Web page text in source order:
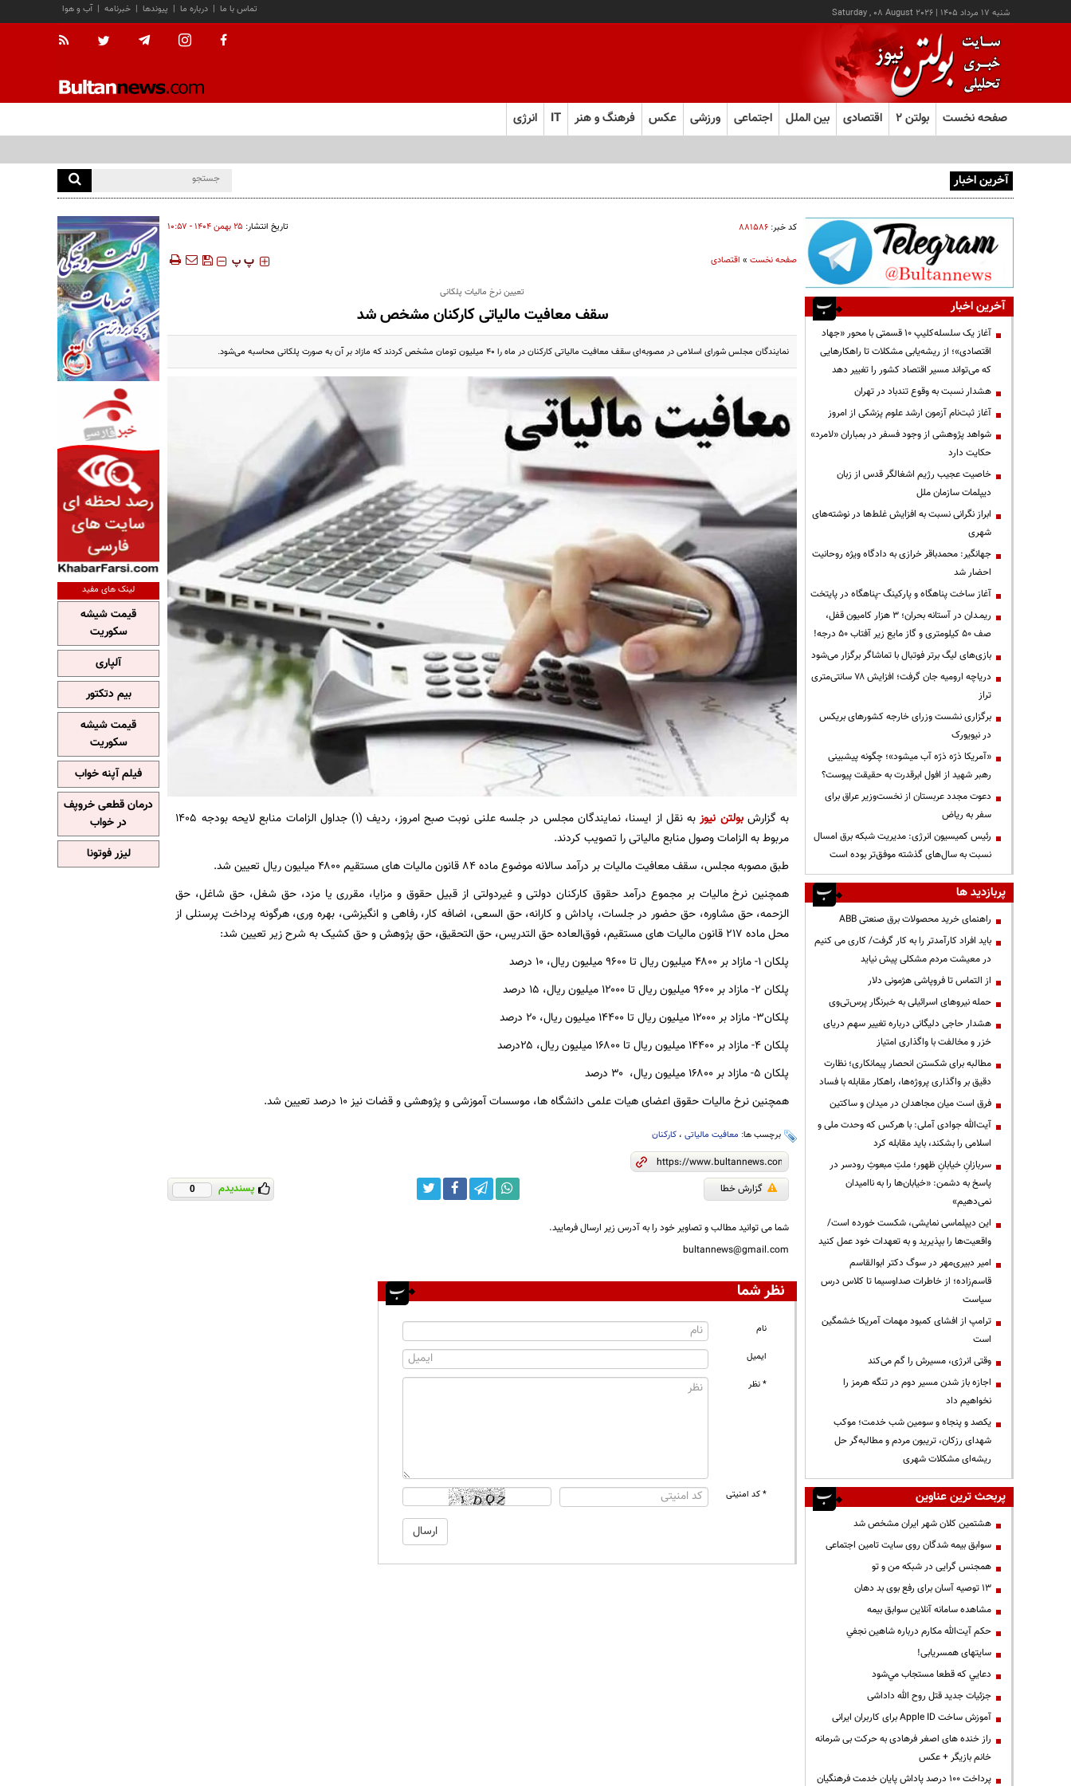
شنبه ۱۷ مرداد ۱۴۰۵ |
Saturday , 08 August 2026 آب و هوا | خبرنامه | پیوندها | درباره ما | تماس با ما
صفحه نخست بولتن ۲ اقتصادی بین الملل اجتماعی ورزشی عکس فرهنگ و هنر IT انرژی
آخرین اخبار
کد خبر: ۸۸۱۵۸۶ تاریخ انتشار: ۲۵ بهمن ۱۴۰۴ - ۱۰:۵۷
صفحه نخست» اقتصادی ‍‍‍ پ پ
تعیین نرخ مالیات پلکانی
سقف معافیت مالیاتی کارکنان مشخص شد
نمایندگان مجلس شورای اسلامی در مصوبه‌ای سقف معافیت مالیاتی کارکنان در ماه را ۴۰ میلیون تومان مشخص کردند که مازاد بر آن به صورت پلکانی محاسبه می‌شود.
به گزارشبولتن نیوز
به نقل از ایسنا، نمایندگان مجلس در جلسه علنی نوبت صبح امروز، ردیف (۱) جداول الزامات منابع لایحه بودجه ۱۴۰۵
مربوط به الزامات وصول منابع مالیاتی را تصویب کردند.
طبق مصوبه مجلس، سقف معافیت مالیات بر درآمد سالانه موضوع ماده ۸۴ قانون مالیات های مستقیم ۴۸۰۰ میلیون ریال تعیین شد.
همچنین نرخ مالیات بر مجموع درآمد حقوق کارکنان دولتی و غیردولتی از قبیل حقوق و مزایا، مقرری یا مزد، حق شغل، حق شاغل، حق
الزحمه، حق مشاوره، حق حضور در جلسات، پاداش و کارانه، حق السعی، اضافه کار، رفاهی و انگیزشی، بهره وری، هرگونه پرداخت پرسنلی از
محل ماده ۲۱۷ قانون مالیات های مستقیم، فوق‌العاده حق التدریس، حق التحقیق، حق پژوهش و حق کشیک به شرح زیر تعیین شد:
پلکان ۱- مازاد بر ۴۸۰۰ میلیون ریال تا ۹۶۰۰ میلیون ریال، ۱۰ درصد
پلکان ۲- مازاد بر ۹۶۰۰ میلیون ریال تا ۱۲۰۰۰ میلیون ریال، ۱۵ درصد
پلکان۳- مازاد بر ۱۲۰۰۰ میلیون ریال تا ۱۴۴۰۰ میلیون ریال، ۲۰ درصد
پلکان ۴- مازاد بر ۱۴۴۰۰ میلیون ریال تا ۱۶۸۰۰ میلیون ریال، ۲۵درصد
پلکان ۵- مازاد بر ۱۶۸۰۰ میلیون ریال، ۳۰ درصد
همچنین نرخ مالیات حقوق اعضای هیات علمی دانشگاه ها، موسسات آموزشی و پژوهشی و قضات نیز ۱۰ درصد تعیین شد.
برچسب ها: معافیت مالیاتی، کارکنان
گزارش خطا پسندیدم 0
شما می توانید مطالب و تصاویر خود را به آدرس زیر ارسال فرمایید.
bultannews@gmail.com
نظر شما
نام
ایمیل
* نظر
* کد امنیتی
آخرین اخبار
آغاز یک سلسله‌کلیپ ۱۰ قسمتی با محور «جهاد
اقتصادی»؛ از ریشه‌یابی مشکلات تا راهکارهایی
که می‌تواند مسیر اقتصاد کشور را تغییر دهد
هشدار نسبت به وقوع تندباد در تهران
آغاز ثبت‌نام آزمون ارشد علوم پزشکی از امروز
شواهد پژوهشی از وجود فسفر در بمباران «لامرد»
حکایت دارد
خاصیت عجیب رژیم اشغالگر قدس از زبان
دیپلمات سازمان ملل
ابراز نگرانی نسبت به افزایش غلط‌ها در نوشته‌های
شهری
جهانگیر: محمدباقر خرازی به دادگاه ویژه روحانیت
احضار شد
آغاز ساخت پناهگاه و پارکینگ -پناهگاه در پایتخت
ریمـدان در آستانه بحران؛ ۳ هزار کامیون قفل،
صف ۵۰ کیلومتری و گاز مایع زیر آفتاب ۵۰ درجه!
بازی‌های لیگ برتر فوتبال با تماشاگر برگزار می‌شود
دریاچه ارومیه جان گرفت؛ افزایش ۷۸ سانتی‌متری
تراز
برگزاری نشست وزرای خارجه کشورهای بریکس
در نیویورک
«آمریکا ذرّه ذرّه آب میشود»؛ چگونه پیشبینی
رهبر شهید از افول ابرقدرت به حقیقت پیوست؟
دعوت مجدد عربستان از نخست‌وزیر عراق برای
سفر به ریاض
رئیس کمیسیون انرژی: مدیریت شبکه برق امسال
نسبت به سال‌های گذشته موفق‌تر بوده است
پربازدید ها
راهنمای خرید محصولات برق صنعتی ABB
باید افراد کارآمدتر را به کار گرفت/ کاری می کنیم
در معیشت مردم مشکلی پیش نیاید
از التماس تا فروپاشی هژمونی دلار
حمله نیروهای اسرائیلی به خبرنگار پرس‌تی‌وی
هشدار حاجی دلیگانی درباره تغییر سهم دریای
خزر و مخالفت با واگذاری امتیاز
مطالبه برای شکستن انحصار پیمانکاری؛ نظارت
دقیق بر واگذاری پروژه‌ها، راهکار مقابله با فساد
فرق است میان مجاهدان در میدان و ساکتین
آیت‌الله جوادی آملی: با هرکس که وحدت ملی و
اسلامی را بشکند، باید مقابله کرد
سربازانِ خیابانِ ظهور؛ ملتِ مبعوثِ رودسر در
پاسخ به دشمن: «خیابان‌ها را به ناامیدان
نمی‌دهیم»
این دیپلماسی نمایشی، شکست خورده است/
واقعیت‌ها را بپذیرید و به تعهدات خود عمل کنید
امیر دبیری‌مهر در سوگ دکتر ابوالقاسم
قاسم‌زاده؛ از خاطرات صداوسیما تا کلاس درس
سیاست
ترامپ از افشای کمبود مهمات آمریکا خشمگین
است
وقتی انرژی، مسیرش را گم می‌کند
اجازه باز شدن مسیر دوم در تنگه هرمز را
نخواهیم داد
یکصد و پنجاه و سومین شب خدمت؛ موکب
شهدای رزکان، تریبون مردم و مطالبه‌گر حل
ریشه‌ای مشکلات شهری
پربحث ترین عناوین
هشتمین کلان شهر ایران مشخص شد
سوابق بیمه شدگان روی سایت تامین اجتماعی
همجنس گرایی در شبکه من و تو
13 توصیه آسان برای رفع بوی بد دهان
مشاهده سامانه آنلاين سوابق بیمه
حكم آيت‌الله مكارم درباره شاهين نجفي
سایتهای همسریابی!
دعايي كه قطعا مستجاب مي‌شود
جزئیات جدید قتل روح الله داداشی
آموزش ساخت Apple ID برای کاربران ایرانی
راز خنده های اصغر فرهادی به حرکت بی شرمانه
خانم بازیگر + عکس
پرداخت ۱۰۰ درصد پاداش پایان خدمت فرهنگیان
لینک های مفید
قیمت شیشه
سکوریت
آلپاری
بیم دتکتور
قیمت شیشه
سکوریت
فیلم آپنه خواب
درمان قطعی خروپف
در خواب
لیزر فوتونا